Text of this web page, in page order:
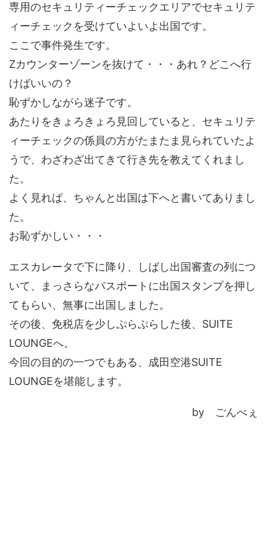
専用のセキュリティーチェックエリアでセキュリテ
ィーチェックを受けていよいよ出国です。
ここで事件発生です。
Zカウンターゾーンを抜けて・・・あれ？どこへ行
けばいいの？
恥ずかしながら迷子です。
あたりをきょろきょろ見回していると、セキュリテ
ィーチェックの係員の方がたまたま見られていたよ
うで、わざわざ出てきて行き先を教えてくれまし
た。
よく見れば、ちゃんと出国は下へと書いてありまし
た。
お恥ずかしい・・・
エスカレータで下に降り、しばし出国審査の列につ
いて、まっさらなパスポートに出国スタンプを押し
てもらい、無事に出国しました。
その後、免税店を少しぷらぷらした後、SUITE
LOUNGEへ。
今回の目的の一つでもある、成田空港SUITE
LOUNGEを堪能します。
by ごんべぇ